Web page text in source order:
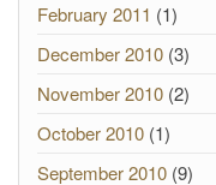
February 2011 (1)
December 2010 (3)
November 2010 (2)
October 2010 (1)
September 2010 (9)